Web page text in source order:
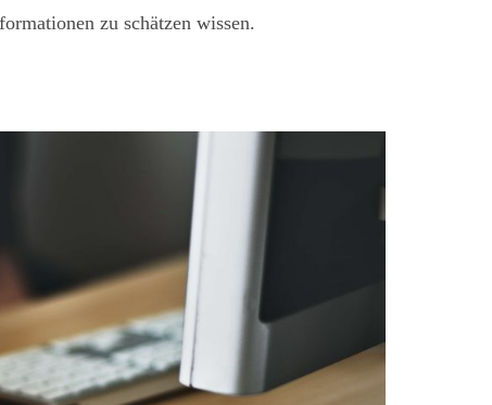
zu schätzen wissen.